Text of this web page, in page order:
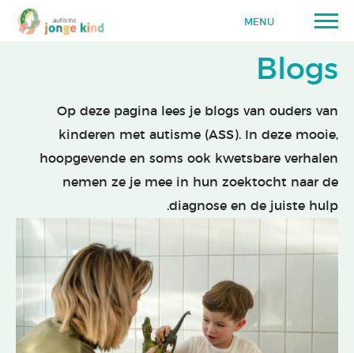
MENU
Blogs
Op deze pagina lees je blogs van ouders van
kinderen met autisme (ASS). In deze mooie,
hoopgevende en soms ook kwetsbare verhalen
nemen ze je mee in hun zoektocht naar de
diagnose en de juiste hulp.